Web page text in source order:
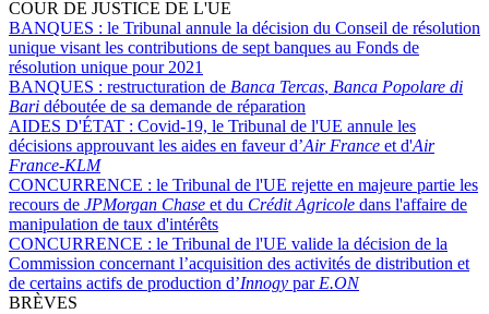
COUR DE JUSTICE DE L'UE
BANQUES : le Tribunal annule la décision du Conseil de résolution
unique visant les contributions de sept banques au Fonds de
résolution unique pour 2021
BANQUES : restructuration de Banca Tercas, Banca Popolare di
Bari déboutée de sa demande de réparation
AIDES D'ÉTAT : Covid-19, le Tribunal de l'UE annule les
décisions approuvant les aides en faveur d’Air France et d'Air
France-KLM
CONCURRENCE : le Tribunal de l'UE rejette en majeure partie les
recours de JPMorgan Chase et du Crédit Agricole dans l'affaire de
manipulation de taux d'intérêts
CONCURRENCE : le Tribunal de l'UE valide la décision de la
Commission concernant l’acquisition des activités de distribution et
de certains actifs de production d’Innogy par E.ON
BRÈVES